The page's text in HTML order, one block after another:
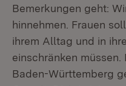
Bemerkungen geht:
hinnehmen. Frauen
ihrem Alltag und in
einschränken
Baden-Württemberg